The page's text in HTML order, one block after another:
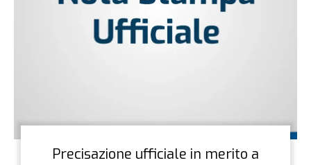
Precisazione ufficiale in merito a